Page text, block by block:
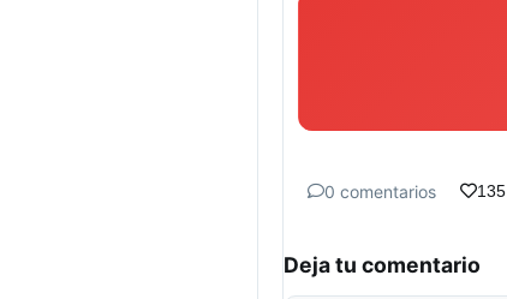
0 comentarios 135
Deja tu comentario